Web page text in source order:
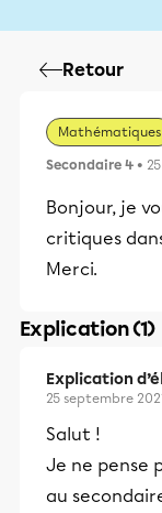
Retour
Mathématiques
Secondaire 4 •
Bonjour, je
critiques
Merci.
Explication (1)
Explication
25 septembre
Salut !
Je ne pense
au